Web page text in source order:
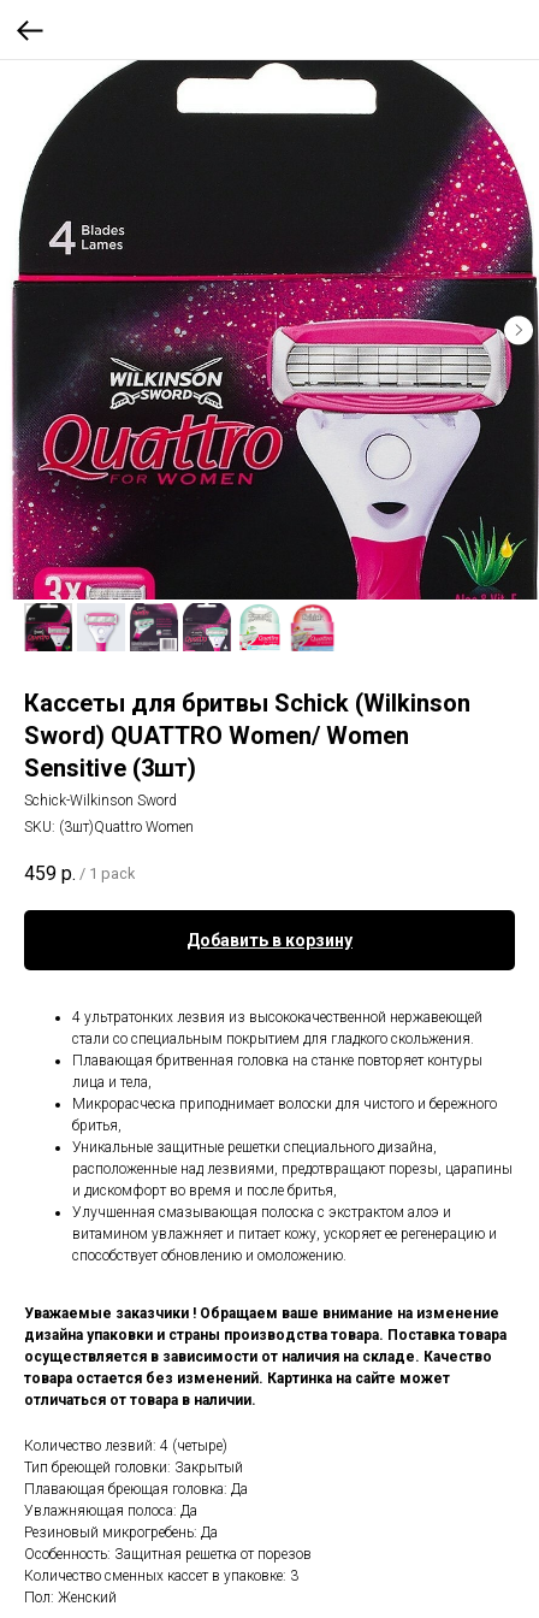
Кассеты для бритвы Schick (Wilkinson
Sword) QUATTRO Women/ Women
Sensitive (3шт)
Schick-Wilkinson Sword
SKU: (3шт)Quattro Women
459 р. / 1 pack
Добавить в корзину
4 ультратонких лезвия из высококачественной нержавеющей
стали со специальным покрытием для гладкого скольжения.
Плавающая бритвенная головка на станке повторяет контуры
лица и тела,
Микрорасческа приподнимает волоски для чистого и бережного
бритья,
Уникальные защитные решетки специального дизайна,
расположенные над лезвиями, предотвращают порезы, царапины
и дискомфорт во время и после бритья,
Улучшенная смазывающая полоска с экстрактом алоэ и
витамином увлажняет и питает кожу, ускоряет ее регенерацию и
способствует обновлению и омоложению.
Уважаемые заказчики ! Обращаем ваше внимание на изменение
дизайна упаковки и страны производства товара. Поставка товара
осуществляется в зависимости от наличия на складе. Качество
товара остается без изменений. Картинка на сайте может
отличаться от товара в наличии.
Количество лезвий: 4 (четыре)
Тип бреющей головки: Закрытый
Плавающая бреющая головка: Да
Увлажняющая полоса: Да
Резиновый микрогребень: Да
Особенность: Защитная решетка от порезов
Количество сменных кассет в упаковке: 3
Пол: Женский